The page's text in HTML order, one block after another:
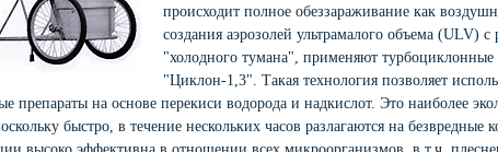
происходит полное обеззараживание как
создания аэрозолей ультрамалого объема (ULV)
"холодного тумана", применяют
"Циклон-1,3". Такая технология позволяет
препараты на основе перекиси водорода и надкислот. Это наиболее
быстро, в течение нескольких часов разлагаются на